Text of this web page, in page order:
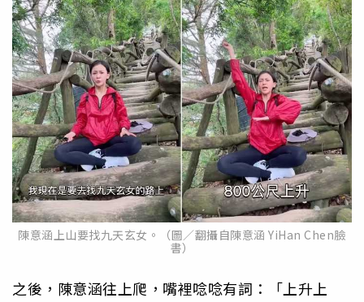
陳意涵上山要找九天玄女。（圖／翻攝自陳意涵 YiHan Chen臉
書）
之後，陳意涵往上爬，嘴裡唸唸有詞：「上升上